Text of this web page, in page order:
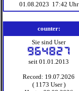
01.08.2023 17:42 Uhr
counter:
Sie sind User
seit 01.01.2013
Record: 19.07.2026
( 1173 User )